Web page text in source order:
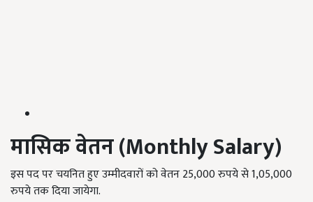
मासिक वेतन (Monthly Salary)
इस पद पर चयनित हुए उम्मीदवारों को वेतन 25,000 रुपये से 1,05,000
रुपये तक दिया जायेगा.